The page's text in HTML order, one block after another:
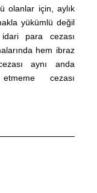
olanlar için, aylık
yükümlü değil
para cezası
hem ibraz
aynı anda
cezası